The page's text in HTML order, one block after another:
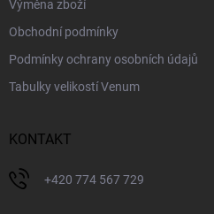
Výměna zboží
Obchodní podmínky
Podmínky ochrany osobních údajů
Tabulky velikostí Venum
KONTAKT
+420 774 567 729